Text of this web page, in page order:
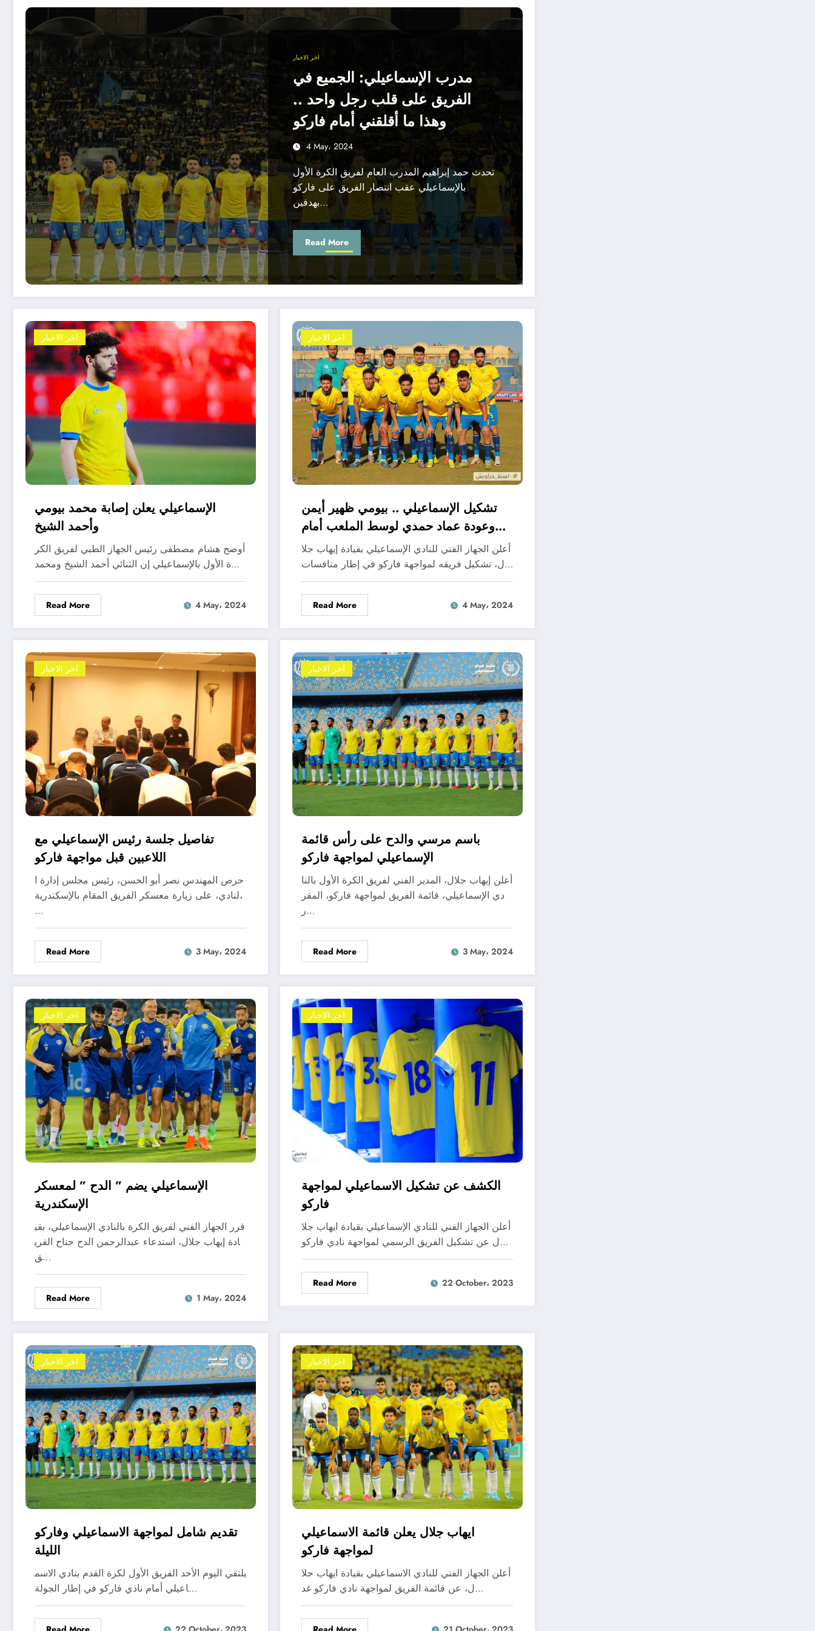
اخر الاخبار
مدرب الإسماعيلي: الجميع في
الفريق على قلب رجل واحد ..
وهذا ما أقلقني أمام فاركو
4 May، 2024
تحدث حمد إبراهيم المدرب العام لفريق الكرة الأول
بالإسماعيلي عقب انتصار الفريق على فاركو
بهدفين…
Read More
اخر الاخبار
الإسماعيلي يعلن إصابة محمد بيومي
وأحمد الشيخ
أوضح هشام مصطفى رئيس الجهاز الطبي لفريق الكر
ة الأول بالإسماعيلي إن الثنائي أحمد الشيخ ومحمد…
Read More 4 May، 2024
اخر الاخبار
تشكيل الإسماعيلي .. بيومي ظهير أيمن
وعودة عماد حمدي لوسط الملعب أمام
فاركو
أعلن الجهاز الفني للنادي الإسماعيلي بقيادة إيهاب جلا
ل، تشكيل فريقه لمواجهة فاركو في إطار منافسات…
Read More 4 May، 2024
اخر الاخبار
تفاصيل جلسة رئيس الإسماعيلي مع
اللاعبين قبل مواجهة فاركو
حرص المهندس نصر أبو الحسن، رئيس مجلس إدارة ا
لنادي، على زيارة معسكر الفريق المقام بالإسكندرية،
…
Read More 3 May، 2024
اخر الاخبار
باسم مرسي والدح على رأس قائمة
الإسماعيلي لمواجهة فاركو
أعلن إيهاب جلال، المدير الفني لفريق الكرة الأول بالنا
دي الإسماعيلي، قائمة الفريق لمواجهة فاركو، المقر
ر…
Read More 3 May، 2024
اخر الاخبار
الإسماعيلي يضم ” الدح ” لمعسكر
الإسكندرية
قرر الجهاز الفني لفريق الكرة بالنادي الإسماعيلي، بقي
ادة إيهاب جلال، استدعاء عبدالرحمن الدح جناح الفري
ق…
Read More 1 May، 2024
اخر الاخبار
الكشف عن تشكيل الاسماعيلي لمواجهة
فاركو
أعلن الجهاز الفني للنادي الإسماعيلي بقيادة ايهاب جلا
ل عن تشكيل الفريق الرسمي لمواجهة نادي فاركو…
Read More 22 October، 2023
اخر الاخبار
تقديم شامل لمواجهة الاسماعيلي وفاركو
الليلة
يلتقي اليوم الأحد الفريق الأول لكرة القدم بنادي الاسم
اعيلي أمام نادي فاركو في إطار الجولة…
اخر الاخبار
ايهاب جلال يعلن قائمة الاسماعيلي
لمواجهة فاركو
أعلن الجهاز الفني للنادي الاسماعيلي بقيادة ايهاب جلا
ل، عن قائمة الفريق لمواجهة نادي فاركو غد…